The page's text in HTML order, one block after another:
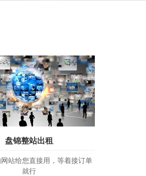
盘锦整站出租
站给您直接用，等着接订单
就行